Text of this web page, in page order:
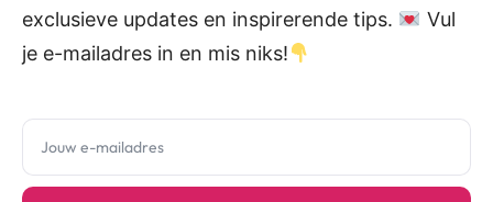
exclusieve updates en inspirerende tips.
Vul
je e-mailadres in en mis niks!